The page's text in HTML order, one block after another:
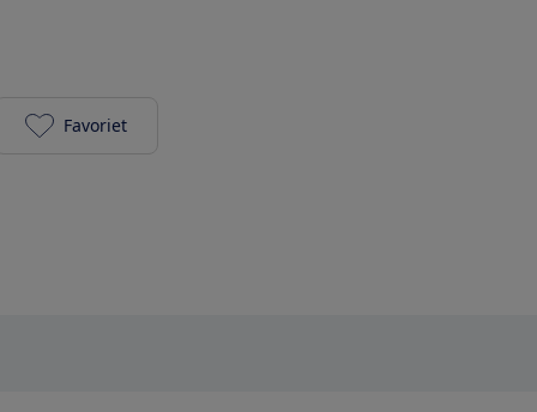
Epson Workforce WF-2810DWF toevoegen aan je
Favoriet